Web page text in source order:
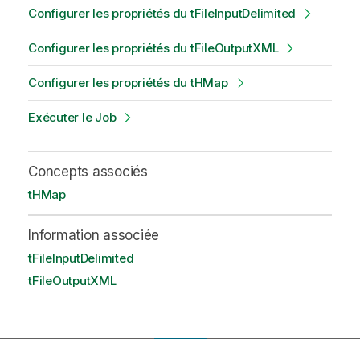
Configurer les propriétés du tFileInputDelimited
Configurer les propriétés du tFileOutputXML
Configurer les propriétés du tHMap
Exécuter le Job
Concepts associés
tHMap
Information associée
tFileInputDelimited
tFileOutputXML